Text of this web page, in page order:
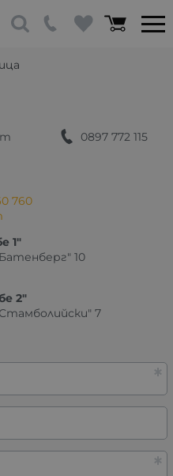
0897 772 115
760
1"
10
2"
7